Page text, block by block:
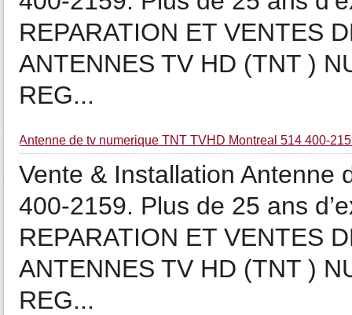
REPARATION ET VENTES
ANTENNES TV HD (TNT )
REG...
Antenne de tv numerique TNT TVHD Montreal 514 400-
Vente & Installation Antenne
400-2159. Plus de 25 ans
REPARATION ET VENTES
ANTENNES TV HD (TNT )
REG...